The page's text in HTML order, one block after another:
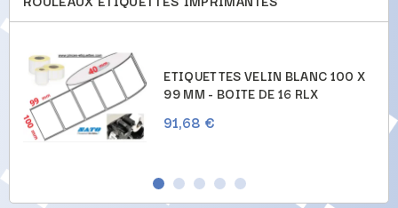
ETIQUETTES VELIN BLANC 100 X
99 MM - BOITE DE 16 RLX
91,68 €